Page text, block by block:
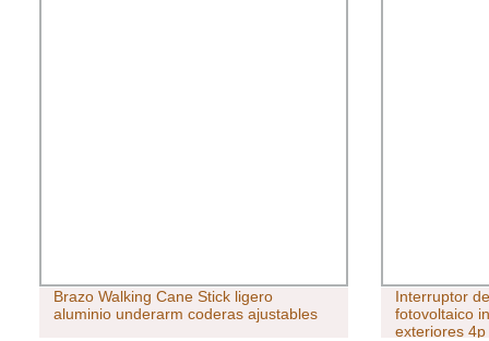
Brazo Walking Cane Stick ligero
aluminio underarm coderas ajustables
Interruptor
fotovoltaico
exteriores